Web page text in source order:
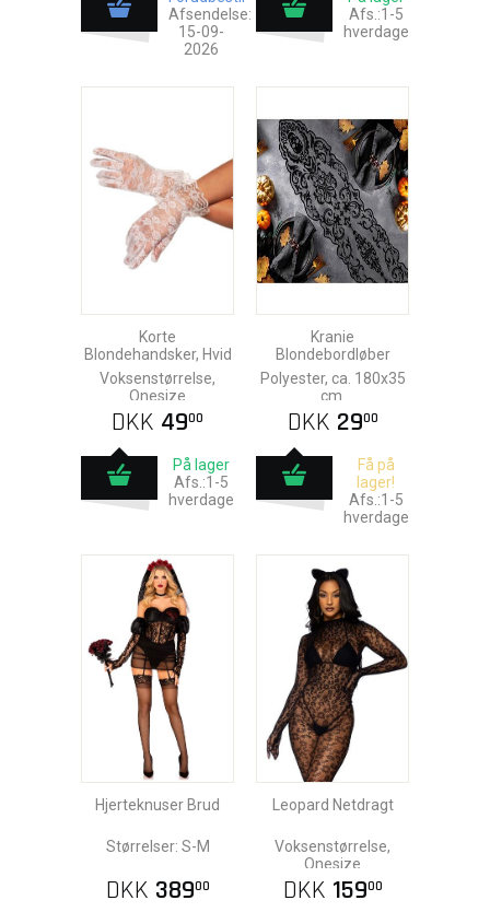
Afsendelse:
15-09-
2026
Afs.:1-5
hverdage
Korte
Blondehandsker, Hvid
Voksenstørrelse,
Onesize
DKK 4900
På lager
Afs.:1-5
hverdage
Kranie
Blondebordløber
Polyester, ca. 180x35
cm.
DKK 2900
Få på
lager!
Afs.:1-5
hverdage
Hjerteknuser Brud
Størrelser: S-M
DKK 38900
Leopard Netdragt
Voksenstørrelse,
Onesize
DKK 15900